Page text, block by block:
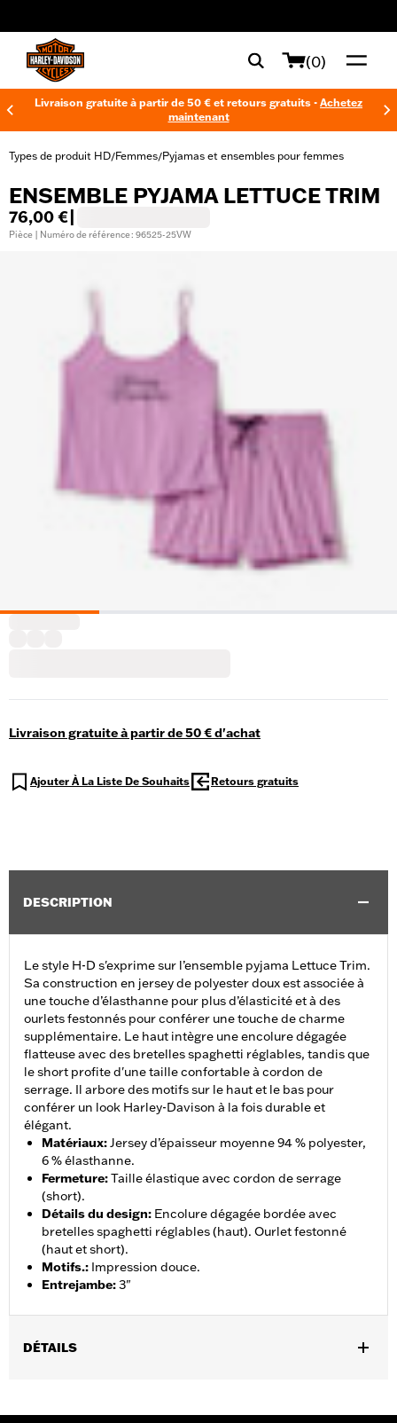
(0)
Livraison gratuite à partir de 50 € et retours gratuits - Achetez
maintenant
Types de produit HD/Femmes/Pyjamas et ensembles pour femmes
ENSEMBLE PYJAMA LETTUCE TRIM
76,00 €
Pièce | Numéro de référence : 96525-25VW
Livraison gratuite à partir de 50 € d'achat
Ajouter À La Liste De Souhaits Retours gratuits
DESCRIPTION
Le style H-D s'exprime sur l’ensemble pyjama Lettuce Trim.
Sa construction en jersey de polyester doux est associée à
une touche d’élasthanne pour plus d’élasticité et à des
ourlets festonnés pour conférer une touche de charme
supplémentaire. Le haut intègre une encolure dégagée
flatteuse avec des bretelles spaghetti réglables, tandis que
le short profite d'une taille confortable à cordon de
serrage. Il arbore des motifs sur le haut et le bas pour
conférer un look Harley-Davison à la fois durable et
élégant.
Matériaux:Jersey d’épaisseur moyenne 94 % polyester,
6 % élasthanne.
Fermeture:Taille élastique avec cordon de serrage
(short).
Détails du design: Encolure dégagée bordée avec
bretelles spaghetti réglables (haut). Ourlet festonné
(haut et short).
Motifs.: Impression douce.
Entrejambe:3"
DÉTAILS
GARANTIE:Garantie limitée de 2 ans – Rendez-vous surwww.h-